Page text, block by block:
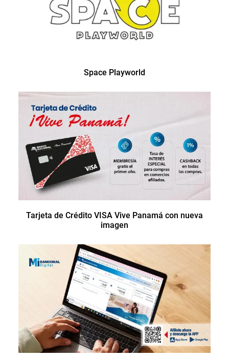
Space Playworld
Tarjeta de Crédito VISA Vive Panamá con nueva
imagen